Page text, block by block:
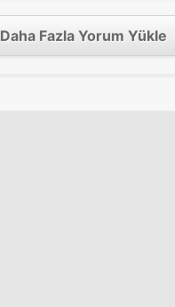
Daha Fazla Yorum Yükle